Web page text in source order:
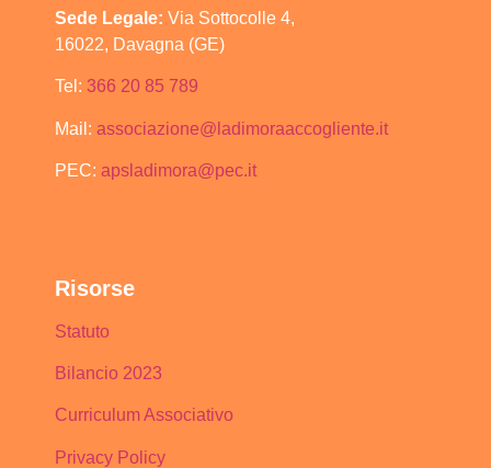
Sede Legale: Via Sottocolle 4,
16022, Davagna (GE)
Tel: 366 20 85 789
Mail: associazione@ladimoraaccogliente.it
PEC: apsladimora@pec.it
Risorse
Statuto
Bilancio 2023
Curriculum Associativo
Privacy Policy